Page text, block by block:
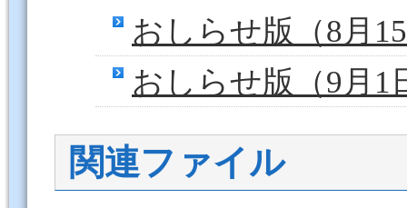
おしらせ版（8月
おしらせ版（9月1
関連ファイル